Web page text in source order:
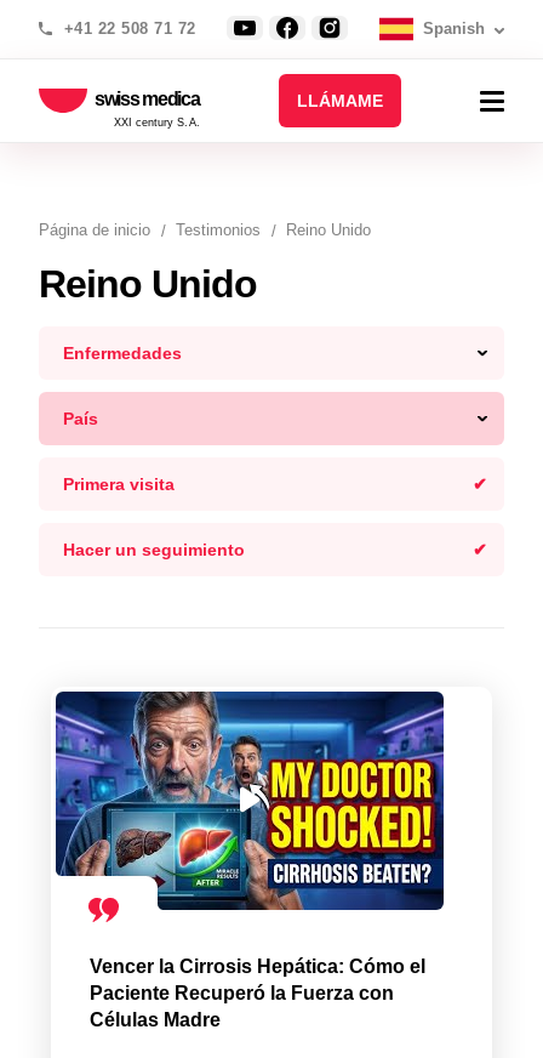
+41 22 508 71 72 Spanish
swiss medica
XXI century S.A.
LLÁMAME
Página de inicio Testimonios Reino Unido
Reino Unido
Enfermedades
País
Primera visita
Hacer un seguimiento
Vencer la Cirrosis Hepática: Cómo el
Paciente Recuperó la Fuerza con
Células Madre